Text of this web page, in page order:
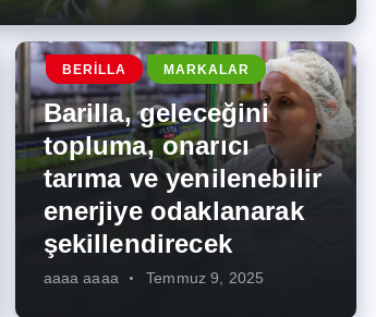
BERILLA MARKALAR
Barilla, geleceğini
topluma, onarıcı
tarıma ve yenilenebilir
enerjiye odaklanarak
şekillendirecek
aaaa aaaa Temmuz 9, 2025